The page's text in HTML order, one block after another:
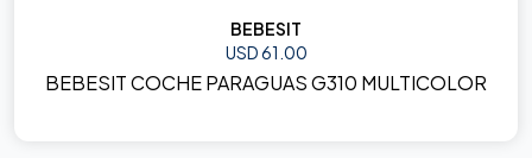
BEBESIT
USD 61.00
BEBESIT COCHE PARAGUAS G310 MULTICOLOR